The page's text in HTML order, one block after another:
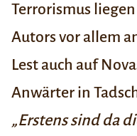
Terrorismus
Autors vor allem
Lest auch auf
Anwärter in
„Erstens sind da